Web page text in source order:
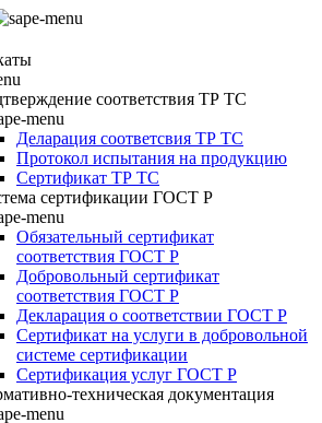
соответствия ТР ТС
Деларация соответсвия ТР ТС
Протокол испытания на продукцию
Сертификат ТР ТС
сертификации ГОСТ Р
Обязательный сертификат
соответствия ГОСТ Р
Добровольный сертификат
соответствия ГОСТ Р
Декларация о соответствии ГОСТ Р
Сертификат на услуги в добровольной
системе сертификации
Сертификация услуг ГОСТ Р
техническая документация